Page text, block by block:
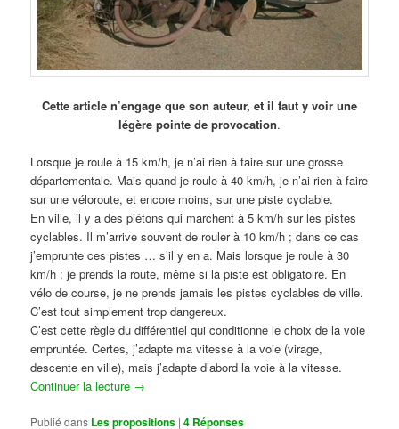
Cette article n’engage que son auteur, et il faut y voir une
légère pointe de provocation.
Lorsque je roule à 15 km/h, je n’ai rien à faire sur une grosse
départementale. Mais quand je roule à 40 km/h, je n’ai rien à faire
sur une véloroute, et encore moins, sur une piste cyclable.
En ville, il y a des piétons qui marchent à 5 km/h sur les pistes
cyclables. Il m’arrive souvent de rouler à 10 km/h ; dans ce cas
j’emprunte ces pistes … s’il y en a. Mais lorsque je roule à 30
km/h ; je prends la route, même si la piste est obligatoire. En
vélo de course, je ne prends jamais les pistes cyclables de ville.
C’est tout simplement trop dangereux.
C’est cette règle du différentiel qui conditionne le choix de la voie
empruntée. Certes, j’adapte ma vitesse à la voie (virage,
descente en ville), mais j’adapte d’abord la voie à la vitesse.
Continuer la lecture →
Publié dans Les propositions |4 Réponses